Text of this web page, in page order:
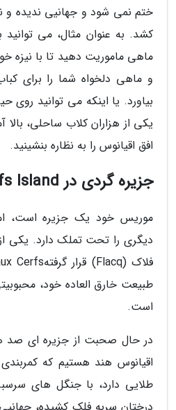
ختم نمی شود و جهانیی ندیده و
کشد. به عنوان مثال، می
ماهی ماموریت دهید تا با نیزه
و ماهی دلخواه شما را برای
بیاورد. یا اینکه می توانید روی
یکی از هزاران کلاب ساحلی،
افق اقیانوس را به نظاره بنشینید.
جزیره گردی در Ile aux Cerfs Island
موریس خود یک جزیره است،
دیگری را تحت تملک دارد. یکی
طبیعت خارق العاده خود،
است.
در حال صحبت از جزیره ای صد
اقیانوس هند هستیم که
طلایی دارد، با جنگل های